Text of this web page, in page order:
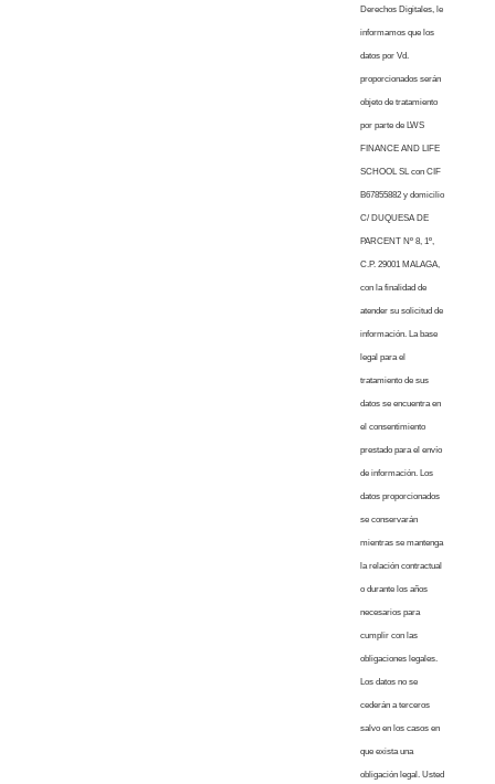
Derechos Digitales, le
informamos que los
datos por Vd.
proporcionados serán
objeto de tratamiento
por parte de LWS
FINANCE AND LIFE
SCHOOL SL con CIF
B67855882 y domicilio
C/ DUQUESA DE
PARCENT Nº 8, 1º,
C.P. 29001 MALAGA,
con la finalidad de
atender su solicitud de
información. La base
legal para el
tratamiento de sus
datos se encuentra en
el consentimiento
prestado para el envío
de información. Los
datos proporcionados
se conservarán
mientras se mantenga
la relación contractual
o durante los años
necesarios para
cumplir con las
obligaciones legales.
Los datos no se
cederán a terceros
salvo en los casos en
que exista una
obligación legal. Usted